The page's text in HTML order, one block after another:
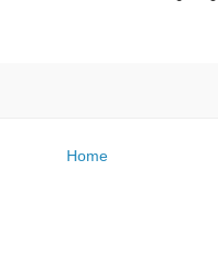
Home